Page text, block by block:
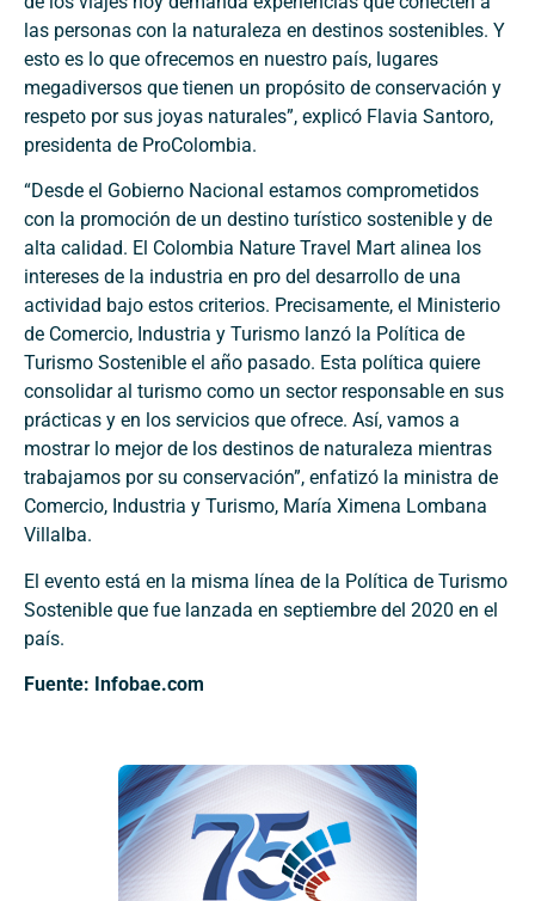
las personas con la naturaleza en destinos sostenibles. Y
esto es lo que ofrecemos en nuestro país, lugares
megadiversos que tienen un propósito de conservación y
respeto por sus joyas naturales”, explicó Flavia Santoro,
presidenta de ProColombia.
“Desde el Gobierno Nacional estamos comprometidos
con la promoción de un destino turístico sostenible y de
alta calidad. El Colombia Nature Travel Mart alinea los
intereses de la industria en pro del desarrollo de una
actividad bajo estos criterios. Precisamente, el Ministerio
de Comercio, Industria y Turismo lanzó la Política de
Turismo Sostenible el año pasado. Esta política quiere
consolidar al turismo como un sector responsable en sus
prácticas y en los servicios que ofrece. Así, vamos a
mostrar lo mejor de los destinos de naturaleza mientras
trabajamos por su conservación”, enfatizó la ministra de
Comercio, Industria y Turismo, María Ximena Lombana
Villalba.
El evento está en la misma línea de la Política de Turismo
Sostenible que fue lanzada en septiembre del 2020 en el
país.
Fuente: Infobae.com